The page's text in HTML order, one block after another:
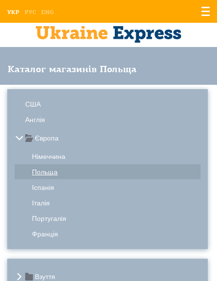
УКР РУС ENG
Каталог магазинів Польща
США
Англія
Європа
Німеччина
Польща
Іспанія
Італія
Португалія
Франція
Взуття